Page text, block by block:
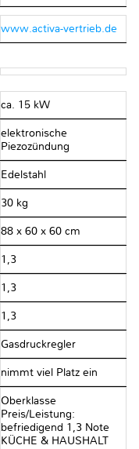
www.activa-vertrieb.de
ca. 15 kW
elektronische
Piezozündung
Edelstahl
30 kg
88 x 60 x 60 cm
1,3
1,3
1,3
Gasdruckregler
nimmt viel Platz ein
Oberklasse
Preis/Leistung:
befriedigend 1,3 Note
KÜCHE & HAUSHALT